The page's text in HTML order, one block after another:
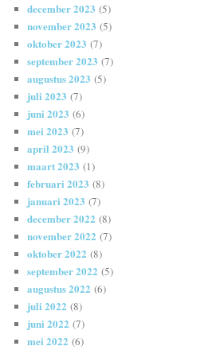
december 2023 (5)
november 2023 (5)
oktober 2023 (7)
september 2023 (7)
augustus 2023 (5)
juli 2023 (7)
juni 2023 (6)
mei 2023 (7)
april 2023 (9)
maart 2023 (1)
februari 2023 (8)
januari 2023 (7)
december 2022 (8)
november 2022 (7)
oktober 2022 (8)
september 2022 (5)
augustus 2022 (6)
juli 2022 (8)
juni 2022 (7)
mei 2022 (6)